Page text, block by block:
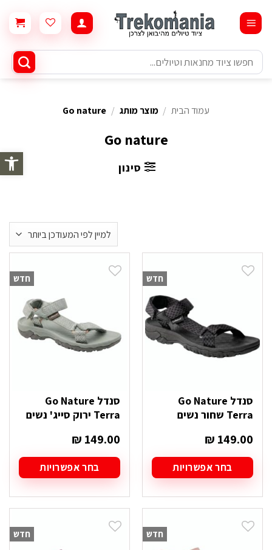
פתח
content
חיפוש
עבור:
Go nature
עמוד הבית / מוצר מותג /
Go nature
סינון
חדש
סנדל Go Nature
Terra שחור נשים
₪ 149.00
בחר אפשרויות
זה
יש
מספר
סוגים.
חדש
סנדל Go Nature
Terra ירוק סייג' נשים
₪ 149.00
בחר אפשרויות
זה
יש
מספר
סוגים.
חדש חדש